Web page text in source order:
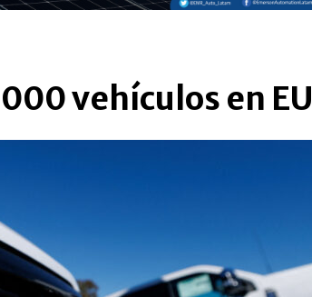
vehículos en EU